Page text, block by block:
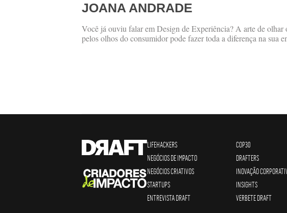
JOANA ANDRADE
Você já ouviu falar em Design de Experiência? A arte de olhar
pelos olhos do consumidor pode fazer toda a diferença na sua
LIFEHACKERS
NEGÓCIOS DE IMPACTO
NEGÓCIOS CRIATIVOS
STARTUPS
ENTREVISTA DRAFT
COP30
DRAFTERS
INOVAÇÃO
INSIGHTS
VERBETE DRAFT